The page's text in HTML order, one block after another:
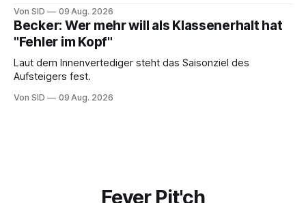
Von SID 09 Aug. 2026
Becker: Wer mehr will als Klassenerhalt hat
"Fehler im Kopf"
Laut dem Innenvertediger steht das Saisonziel des
Aufsteigers fest.
Von SID 09 Aug. 2026
Fever Pit'ch